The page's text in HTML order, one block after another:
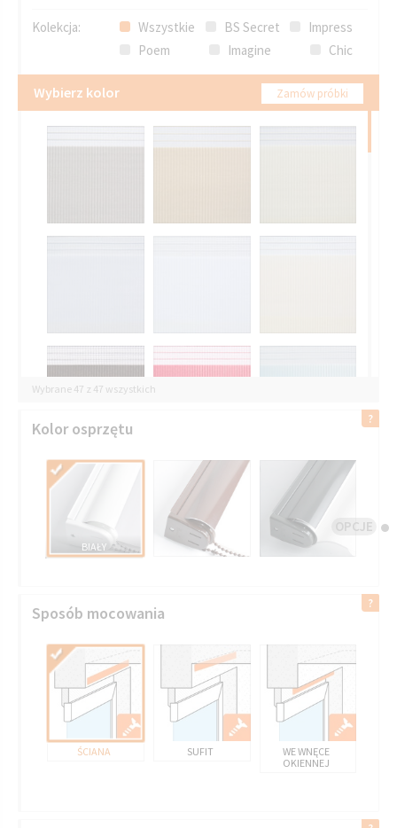
OPCJE
Kolekcja: Wszystkie BS Secret
Impress
Poem
Imagine Chic
Wybierz kolor Zamów próbki
Wybrane 47 z 47 wszystkich
Kolor osprzętu
BIAŁY
Sposób mocowania
ŚCIANA SUFIT
WE WNĘCE
OKIENNEJ